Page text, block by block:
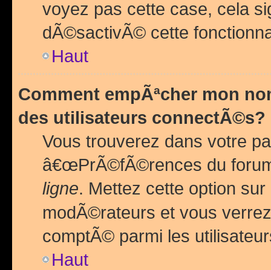
voyez pas cette case, cela
dÃ©sactivÃ© cette
Haut
Comment empÃªcher mon
des utilisateurs connectÃ©s?
Vous trouverez dans votre
â€œPrÃ©fÃ©rences du
ligne. Mettez cette option sur
modÃ©rateurs et vous
comptÃ© parmi les
Haut